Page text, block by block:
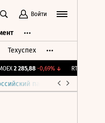
Войти
Техуспех
2 285,88 -0,69%↓ RTSI
парламент